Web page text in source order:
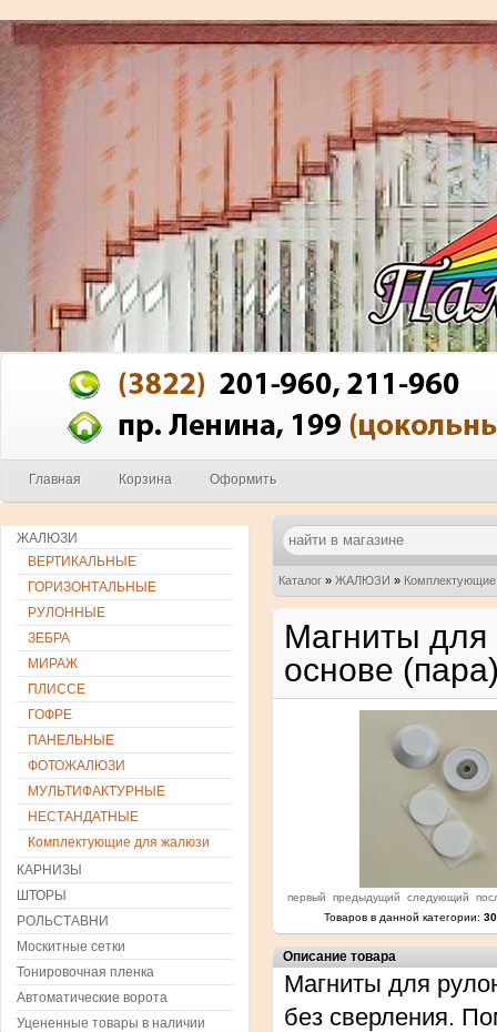
Главная Корзина Оформить
Каталог » ЖАЛЮЗИ »
Магниты для
основе
первый предыдущий следующий
Товаров в данной категории: 30
Описание товара
Магниты для
без сверления.
ЖАЛЮЗИ
ВЕРТИКАЛЬНЫЕ
ГОРИЗОНТАЛЬНЫЕ
РУЛОННЫЕ
ЗЕБРА
МИРАЖ
ПЛИССЕ
ГОФРЕ
ПАНЕЛЬНЫЕ
ФОТОЖАЛЮЗИ
МУЛЬТИФАКТУРНЫЕ
НЕСТАНДАТНЫЕ
Комплектующие для жалюзи
КАРНИЗЫ
ШТОРЫ
РОЛЬСТАВНИ
Москитные сетки
Тонировочная пленка
Автоматические ворота
Уцененные товары в наличии